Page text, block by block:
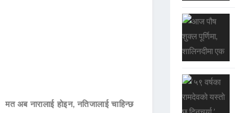
मत अब नारालाई होइन, नतिजालाई चाहिन्छ